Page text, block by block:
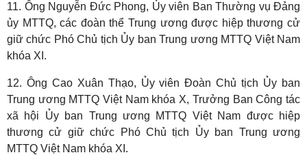
11. Ông Nguyễn Đức Phong, Ủy viên Ban Thường vụ Đảng
ủy MTTQ, các đoàn thể Trung ương được hiệp thương cử
giữ chức Phó Chủ tịch Ủy ban Trung ương MTTQ Việt Nam
khóa XI.
12. Ông Cao Xuân Thạo, Ủy viên Đoàn Chủ tịch Ủy ban
Trung ương MTTQ Việt Nam khóa X, Trưởng Ban Công tác
xã hội Ủy ban Trung ương MTTQ Việt Nam được hiệp
thương cử giữ chức Phó Chủ tịch Ủy ban Trung ương
MTTQ Việt Nam khóa XI.